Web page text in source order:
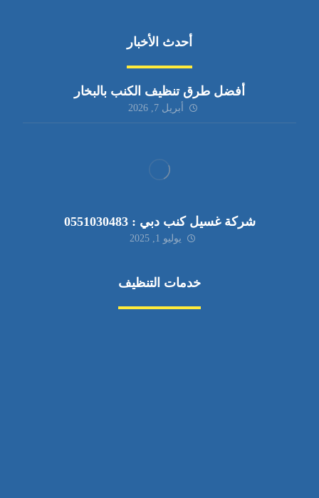
أحدث الأخبار
أفضل طرق تنظيف الكنب بالبخار
أبريل 7, 2026
شركة غسيل كنب دبي : 0551030483
يوليو 1, 2025
خدمات التنظيف